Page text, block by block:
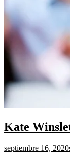
Kate
septiembre 16, 2020